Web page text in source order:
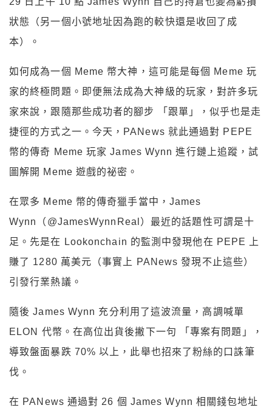
狀態（另一個小號地址因為跑的較快還是收回了成
本）。
如何成為一個 Meme 幣大神，這可能是每個 Meme 玩
家的終極問題。即便無法成為大神級的玩家，對許多玩
家來說，跟隨那些成功者的腳步 「跟單」，似乎也是走
捷徑的方式之一。今天，PANews 就此通過對 PEPE
幣的傳奇 Meme 玩家 James Wynn 進行鏈上追蹤，試
圖解開 Meme 遊戲的祕密。
在眾多 Meme 幣的傳奇獵手當中，James
Wynn（@JamesWynnReal）最近的話題性可謂是十
足。先是在 Lookonchain 的監測中發現他在 PEPE 上
賺了 1280 萬美元（事實上 PANews 發現不止這些）
引發行業熱議。
隨後 James Wynn 充分利用了這波流量，高調喊單
ELON 代幣。在高位出貨後撇下一句 「專案有問題」，
導致盤面暴跌 70% 以上，此舉也招來了粉絲的口誅筆
伐。
在 PANews 通過對 26 個 James Wynn 相關錢包地址